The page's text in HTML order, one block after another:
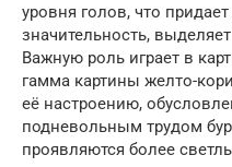
уровня голов, что
значительность,
Важную роль играет в
гамма картины желто-
её настроению,
подневольным трудом
проявляются более